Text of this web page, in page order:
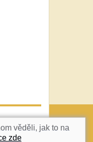
NAHORU
věděli, jak to na
zde